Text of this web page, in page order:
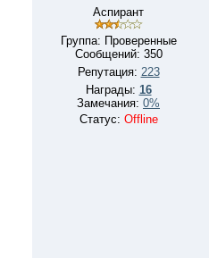
Аспирант
Группа: Проверенные
Сообщений: 350
Репутация: 223
Награды: 16
Замечания: 0%
Статус: Offline